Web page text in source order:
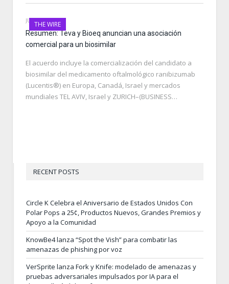
THE WIRE
JUNE 29, 2021
Resumen: Teva y Bioeq anuncian una asociación
comercial para un biosimilar
El acuerdo incluye la comercialización del candidato a
biosimilar del medicamento oftalmológico ranibizumab
(Lucentis®) en Europa, Canadá, Israel y mercados
mundiales TEL AVIV, Israel y ZURICH–(BUSINESS…
RECENT POSTS
Circle K Celebra el Aniversario de Estados Unidos Con
Polar Pops a 25¢, Productos Nuevos, Grandes Premios y
Apoyo a la Comunidad
KnowBe4 lanza “Spot the Vish” para combatir las
amenazas de phishing por voz
VerSprite lanza Fork y Knife: modelado de amenazas y
pruebas adversariales impulsados por IA para el